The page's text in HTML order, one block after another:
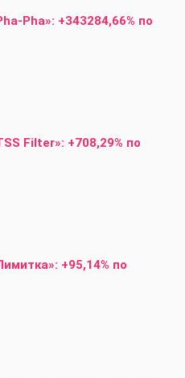
Pha»: +343284,66% по
Filter»: +708,29% по
+95,14% по